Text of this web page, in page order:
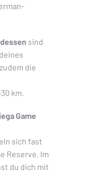
sind
die
km.
Game
sich fast
Reserve. Im
du dich mit